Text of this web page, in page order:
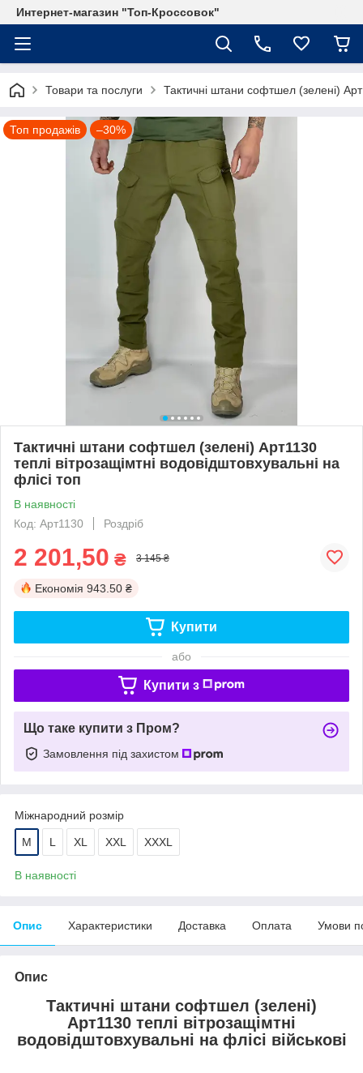
Интернет-магазин "Топ-Кроссовок"
Товари та послуги Тактичні штани софтшел (зелені)
Топ продажів –30%
Тактичні штани софтшел (зелені) Арт1130
теплі вітрозащімтні водовідштовхувальні на
флісі топ
В наявності
Код: Арт1130
Роздріб
2 201,50 ₴ 3 145 ₴
Економія 943.50 ₴
Купити
або
Купити з
Що таке купити з Пром?
Замовлення під захистом
Міжнародний розмір
M L XL XXL XXXL
В наявності
Опис Характеристики Доставка Оплата Умови
Опис
Тактичні штани софтшел (зелені)
Арт1130 теплі вітрозащімтні
водовідштовхувальні на флісі військові